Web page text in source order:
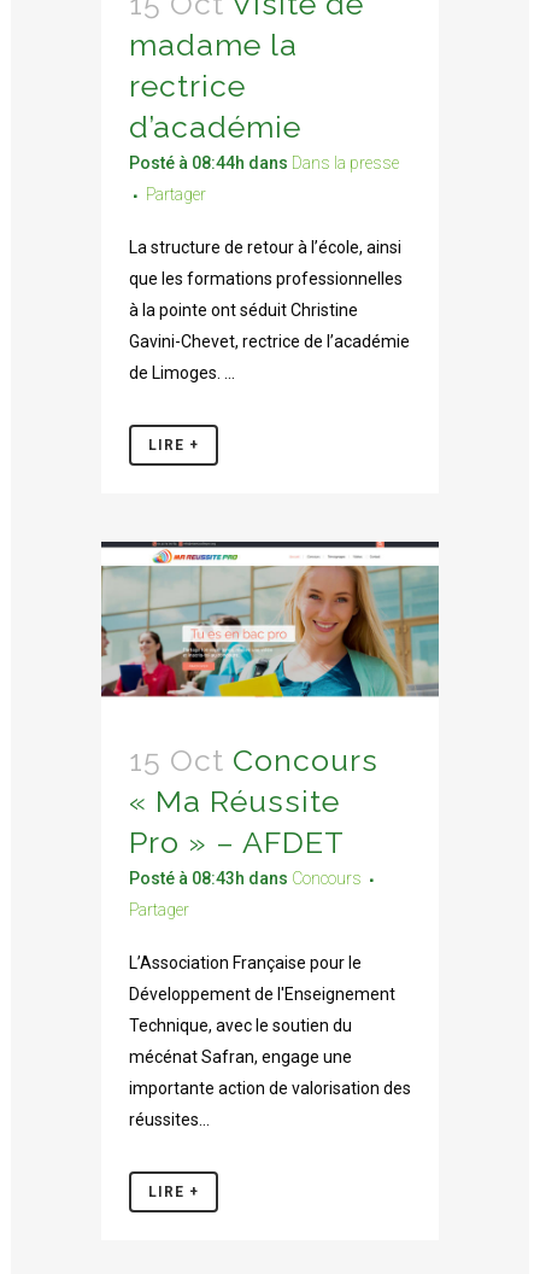
madame la
rectrice
d’académie
Posté à 08:44h dans Dans la presse
Partager
La structure de retour à l’école, ainsi
que les formations professionnelles
à la pointe ont séduit Christine
Gavini-Chevet, rectrice de l’académie
de Limoges. ...
LIRE +
15 Oct Concours
« Ma Réussite
Pro » – AFDET
Posté à 08:43h dans Concours
Partager
L’Association Française pour le
Développement de l'Enseignement
Technique, avec le soutien du
mécénat Safran, engage une
importante action de valorisation des
réussites...
LIRE +